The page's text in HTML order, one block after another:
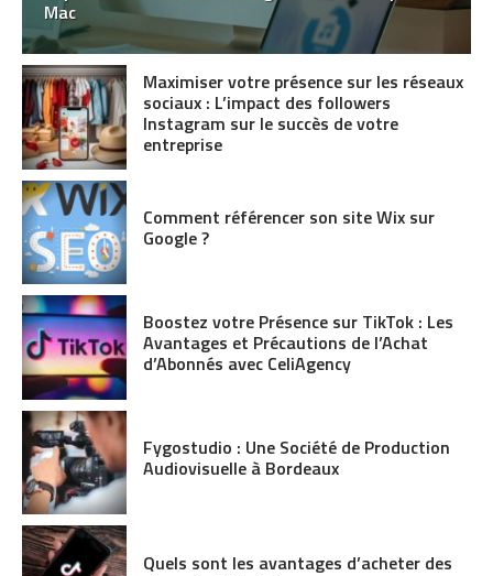
Mac
Maximiser votre présence sur les réseaux
sociaux : L’impact des followers
Instagram sur le succès de votre
entreprise
Comment référencer son site Wix sur
Google ?
Boostez votre Présence sur TikTok : Les
Avantages et Précautions de l’Achat
d’Abonnés avec CeliAgency
Fygostudio : Une Société de Production
Audiovisuelle à Bordeaux
Quels sont les avantages d’acheter des